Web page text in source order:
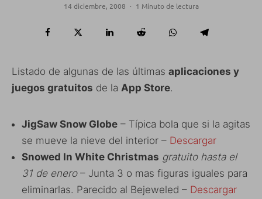
14 diciembre, 2008 · 1 Minuto de lectura
Listado de algunas de las últimas aplicaciones y
juegos gratuitos de la App Store.
JigSaw Snow Globe – Típica bola que si la agitas
se mueve la nieve del interior – Descargar
Snowed In White Christmas gratuito hasta el
31 de enero– Junta 3 o mas figuras iguales para
eliminarlas. Parecido al Bejeweled – Descargar